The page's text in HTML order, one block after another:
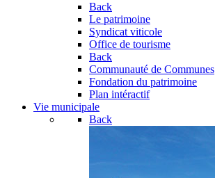
Back
Le patrimoine
Syndicat viticole
Office de tourisme
Back
Communauté de Communes
Fondation du patrimoine
Plan intéractif
Vie municipale
Back